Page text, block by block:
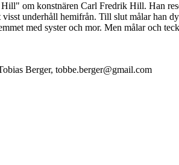
om konstnären Carl Fredrik Hill. Han
underhåll hemifrån. Till slut målar han
med syster och mor. Men målar och
Berger, tobbe.berger@gmail.com